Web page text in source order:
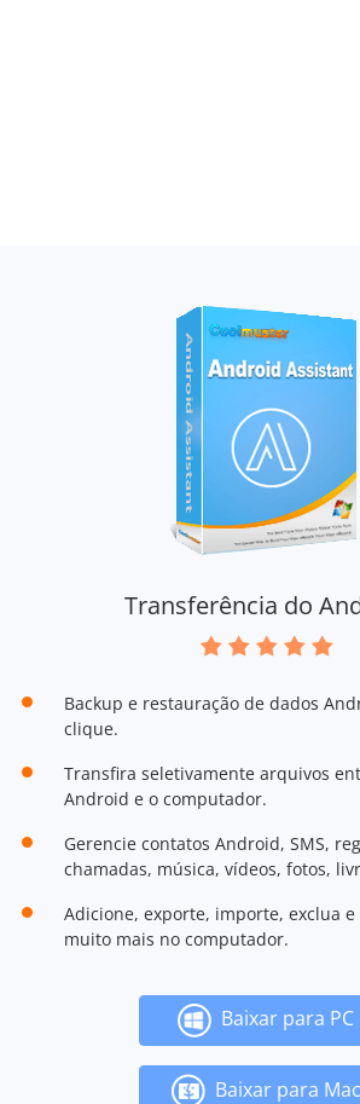
Transferência do
Backup e restauração de dados
clique.
Transfira seletivamente arquivos
Android e o computador.
Gerencie contatos Android, SMS,
chamadas, música, vídeos, fotos,
Adicione, exporte, importe, exclua
muito mais no computador.
Baixar para PC
Baixar para Mac